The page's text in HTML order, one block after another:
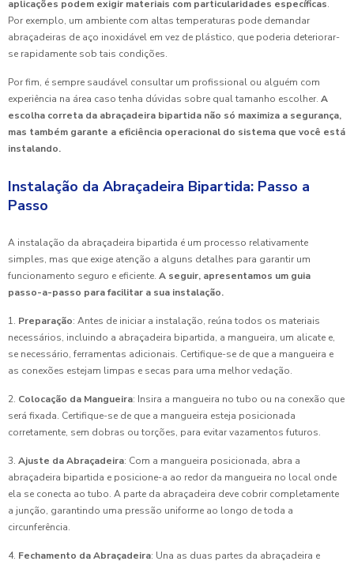
aplicações podem exigir materiais com particularidades específicas.
Por exemplo, um ambiente com altas temperaturas pode demandar
abraçadeiras de aço inoxidável em vez de plástico, que poderia deteriorar-
se rapidamente sob tais condições.
Por fim, é sempre saudável consultar um profissional ou alguém com
experiência na área caso tenha dúvidas sobre qual tamanho escolher. A
escolha correta da abraçadeira bipartida não só maximiza a segurança,
mas também garante a eficiência operacional do sistema que você está
instalando.
Instalação da Abraçadeira Bipartida: Passo a
Passo
A instalação da abraçadeira bipartida é um processo relativamente
simples, mas que exige atenção a alguns detalhes para garantir um
funcionamento seguro e eficiente. A seguir, apresentamos um guia
passo-a-passo para facilitar a sua instalação.
1. Preparação: Antes de iniciar a instalação, reúna todos os materiais
necessários, incluindo a abraçadeira bipartida, a mangueira, um alicate e,
se necessário, ferramentas adicionais. Certifique-se de que a mangueira e
as conexões estejam limpas e secas para uma melhor vedação.
2. Colocação da Mangueira: Insira a mangueira no tubo ou na conexão que
será fixada. Certifique-se de que a mangueira esteja posicionada
corretamente, sem dobras ou torções, para evitar vazamentos futuros.
3. Ajuste da Abraçadeira: Com a mangueira posicionada, abra a
abraçadeira bipartida e posicione-a ao redor da mangueira no local onde
ela se conecta ao tubo. A parte da abraçadeira deve cobrir completamente
a junção, garantindo uma pressão uniforme ao longo de toda a
circunferência.
4. Fechamento da Abraçadeira: Una as duas partes da abraçadeira e